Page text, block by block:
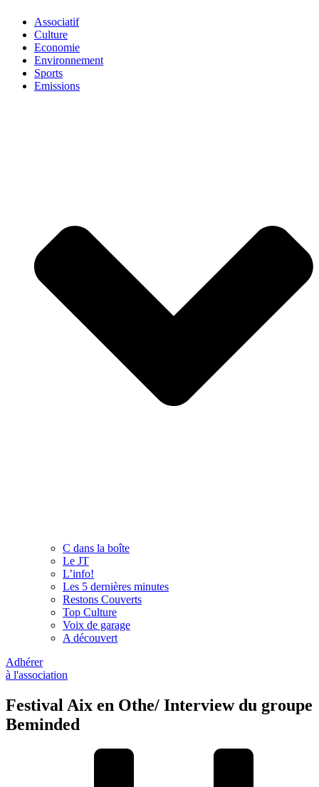
Associatif
Culture
Economie
Environnement
Sports
Emissions
C dans la boîte
Le JT
L’info!
Les 5 dernières minutes
Restons Couverts
Top Culture
Voix de garage
A découvert
Adhérer
à l'association
Festival Aix en Othe/ Interview du groupe
Beminded